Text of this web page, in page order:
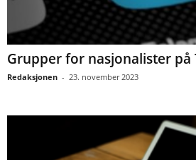
Grupper for nasjonalister på
Redaksjonen - 23. november 2023